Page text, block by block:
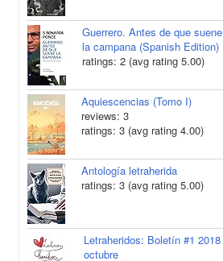
Guerrero. Antes de que suene
la campana (Spanish Edition)
ratings: 2 (avg rating 5.00)
Aquiescencias (Tomo I)
reviews: 3
ratings: 3 (avg rating 4.00)
Antología letraherida
ratings: 3 (avg rating 5.00)
Letraheridos: Boletín #1 2018
octubre